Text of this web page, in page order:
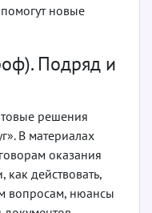
новые
Подряд и
решения
В материалах
оказания
действовать,
вопросам, нюансы